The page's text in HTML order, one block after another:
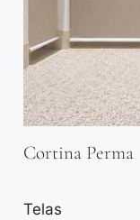
Cortina Perma
Telas